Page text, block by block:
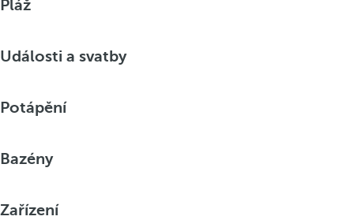
Pláž
Události a svatby
Potápění
Bazény
Zařízení